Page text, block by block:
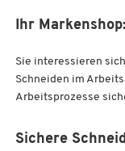
Ihr
Sie interessieren
Schneiden im
Arbeitsprozesse
Sichere